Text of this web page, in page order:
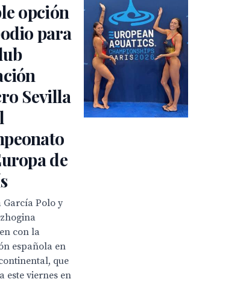
opción
para
Sevilla
de
García Polo y
con la
española en
que
este viernes en